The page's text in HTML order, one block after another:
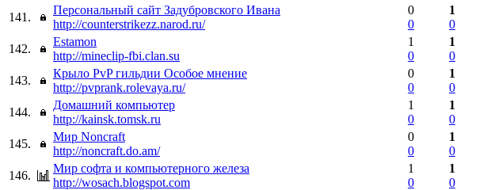
141.
Персональный сайт Задубровского Ивана
http://counterstrikezz.narod.ru/
0
0
1
0
142.
Estamon
http://mineclip-fbi.clan.su
1
0
1
0
143.
Крыло PvP гильдии Особое мнение
http://pvprank.rolevaya.ru/
0
0
1
0
144.
Домашний компьютер
http://kainsk.tomsk.ru
1
0
1
0
145.
Мир Noncraft
http://noncraft.do.am/
0
0
1
0
146.
Мир софта и компьютерного железа
http://wosach.blogspot.com
1
0
1
0